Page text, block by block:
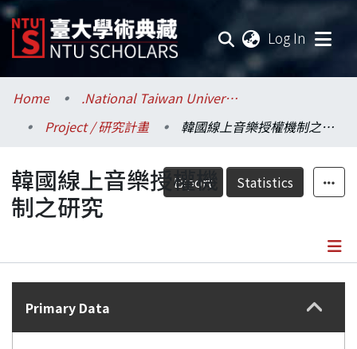
Log In
Communities & Collections
Research Outputs
Fundings & Projects
Researchers
Statistics
Home
.National Taiwan University / 國立臺灣大學
Project / 研究計畫
韓國線上音樂授權機制之研究
Export Statistics
韓國線上音樂授權機
制之研究
Details
Primary Data